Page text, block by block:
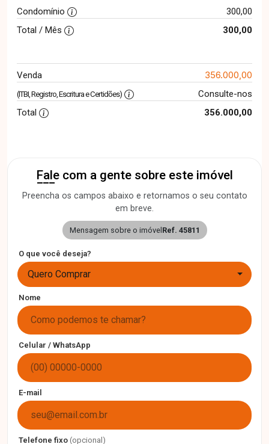
Condomínio
300,00
Total / Mês
300,00
Venda 356.000,00
(ITBI, Registro, Escritura e Certidões)
Consulte-nos
Total
356.000,00
Fale com a gente sobre este imóvel
Preencha os campos abaixo e retornamos o seu contato
em breve.
Mensagem sobre o imóvel Ref. 45811
O que você deseja?
Quero Comprar
Nome
Celular / WhatsApp
E-mail
Telefone fixo (opcional)